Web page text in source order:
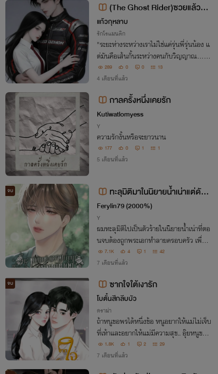
ณ" (The Ghost Rider)ซวยแล้ว! รุ่
นพี่สุดหล่อกลายเป็นผีตามติดฉัน
แก้วกุหลาบ
รักโรแมนติก
​"ระยะห่างระหว่างเราไม่ใช่แค่รุ่นพี่รุ่นน้อง แ
ต่มันคือเส้นกั้นระหว่างคนกับวิญญาณ... ใ
นวันที่เขาขอความช่วยเหลือ เธอจะเลือกช่ว
ยให้เขาสมหวัง หรือรั้งเขาไว้ให้อยู่ข้างกายต
289 0 0 13
4 เดือนที่แล้ว
กาลครั้งหนึ่งเคยรัก
Kutiwatlomyess
Y
ความรักงั้นหรือจะยาวนาน
177 0 1 1
5 เดือนที่แล้ว
จบ
ทะลุมิติมาในนิยายน้ำเน่าแต่ดันโ
ดนพระเอกตามติด
Ferylin79 (2000%)
Y
ผมทะลุมิติไปเป็นตัวร้ายในนิยายน้ำเน่าที่ตอ
นจบต้องถูกพระเอกทำลายครอบครัว เพื่อป
ลายทางอันแสนสุข ผมเลยขัดขวางเส้นเรื่อ
งด้วยการเอาตัวเองเข้าไปแทรก แต่ไหงพระเ
7.1K 4 1 42
7 เดือนที่แล้ว
จบ ซากใจใต้เงารัก
โบตั๋นสีกลีบบัว
ดราม่า
ถ้าหนูขอพรได้หนึ่งข้อ หนูอยากให้แม่ไม่เจ็บ
ที่เท้าและอยากให้แม่มีความสุข.. อุ๊ยหนูขอเ
กินหนึ่งขอไปแล้ว ลูกไม่คิดที่จะขอพรให้ได้เ
จอเขาเลย.. คนเป็นแม่ต้องสอนลูกว่าอย่างไ
1.8K 1 2 29
7 เดือนที่แล้ว